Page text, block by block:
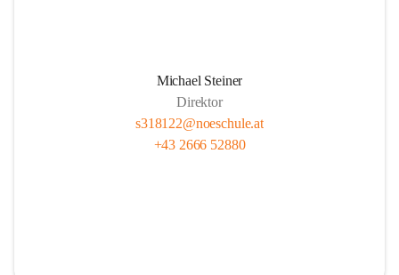
Michael Steiner
Direktor
s318122@noeschule.at
+43 2666 52880